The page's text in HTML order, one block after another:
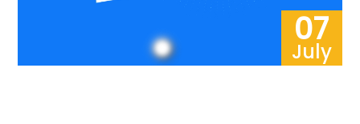
07
July